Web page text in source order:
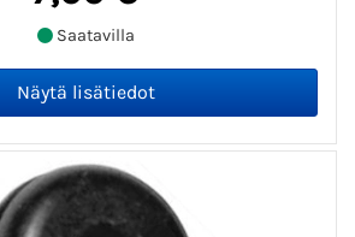
Saatavilla